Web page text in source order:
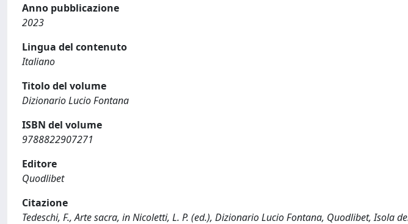
Anno pubblicazione
2023
Lingua del contenuto
Italiano
Titolo del volume
Dizionario Lucio Fontana
ISBN del volume
9788822907271
Editore
Quodlibet
Citazione
Tedeschi, F., Arte sacra, in Nicoletti, L. P. (ed.), Dizionario Lucio Fontana, Quodlibet, Isola